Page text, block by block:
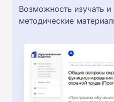
Возможность изучать и
методические